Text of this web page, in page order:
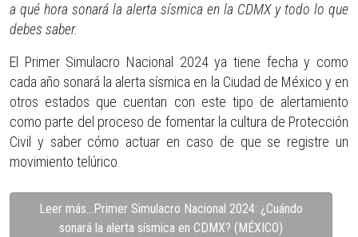
a qué hora sonará la alerta sísmica en la CDMX y todo lo que
debes saber.
El Primer Simulacro Nacional 2024 ya tiene fecha y como
cada año sonará la alerta sísmica en la Ciudad de México y en
otros estados que cuentan con este tipo de alertamiento
como parte del proceso de fomentar la cultura de Protección
Civil y saber cómo actuar en caso de que se registre un
movimiento telúrico.
Leer más…Primer Simulacro Nacional 2024: ¿Cuándo
sonará la alerta sísmica en CDMX? (MÉXICO)